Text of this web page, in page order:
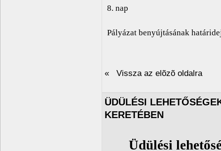
8. nap
Pályázat benyújtásának
« Vissza az elõzõ oldalra
ÜDÜLÉSI
KERETÉBEN
Üdülési